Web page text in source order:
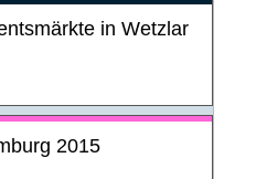
in Wetzlar
2015